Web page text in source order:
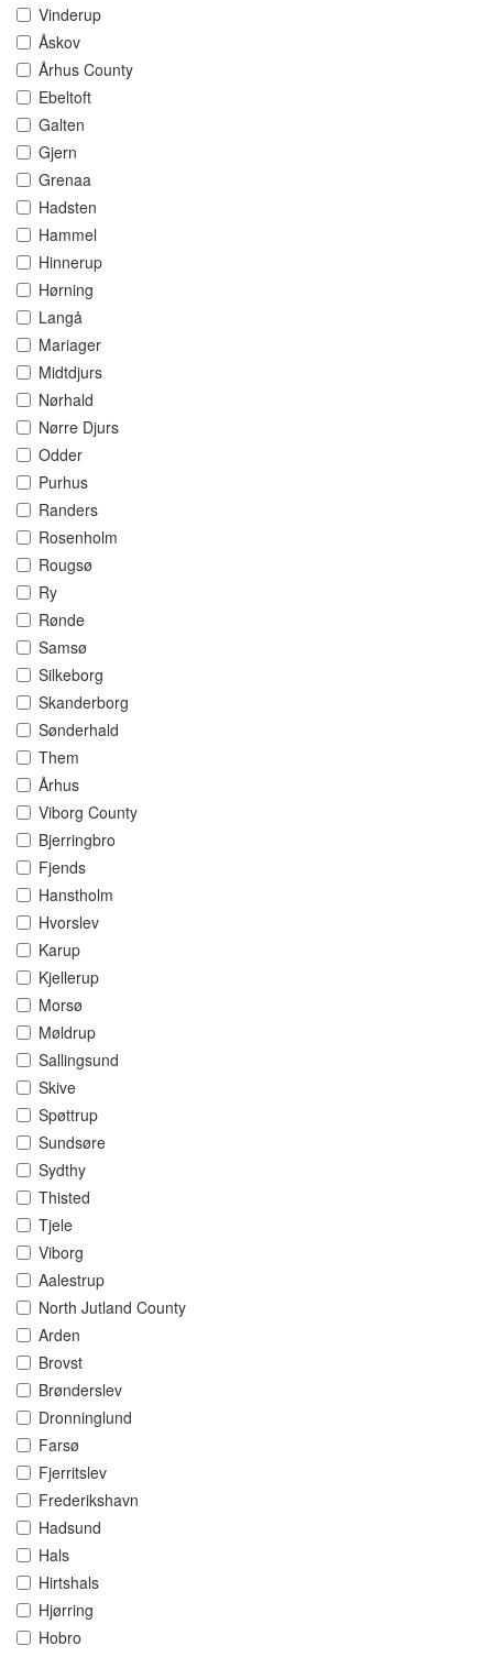
Vinderup
Åskov
Århus County
Ebeltoft
Galten
Gjern
Grenaa
Hadsten
Hammel
Hinnerup
Hørning
Langå
Mariager
Midtdjurs
Nørhald
Nørre Djurs
Odder
Purhus
Randers
Rosenholm
Rougsø
Ry
Rønde
Samsø
Silkeborg
Skanderborg
Sønderhald
Them
Århus
Viborg County
Bjerringbro
Fjends
Hanstholm
Hvorslev
Karup
Kjellerup
Morsø
Møldrup
Sallingsund
Skive
Spøttrup
Sundsøre
Sydthy
Thisted
Tjele
Viborg
Aalestrup
North Jutland County
Arden
Brovst
Brønderslev
Dronninglund
Farsø
Fjerritslev
Frederikshavn
Hadsund
Hals
Hirtshals
Hjørring
Hobro